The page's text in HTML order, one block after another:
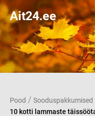
Ait24.ee
Pood / Sooduspakkumised
10 kotti lammaste